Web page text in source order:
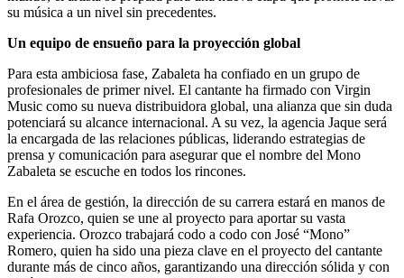
su música a un nivel sin precedentes.
Un equipo de ensueño para la proyección global
Para esta ambiciosa fase, Zabaleta ha confiado en un grupo de
profesionales de primer nivel. El cantante ha firmado con Virgin
Music como su nueva distribuidora global, una alianza que sin duda
potenciará su alcance internacional. A su vez, la agencia Jaque será
la encargada de las relaciones públicas, liderando estrategias de
prensa y comunicación para asegurar que el nombre del Mono
Zabaleta se escuche en todos los rincones.
En el área de gestión, la dirección de su carrera estará en manos de
Rafa Orozco, quien se une al proyecto para aportar su vasta
experiencia. Orozco trabajará codo a codo con José “Mono”
Romero, quien ha sido una pieza clave en el proyecto del cantante
durante más de cinco años, garantizando una dirección sólida y con